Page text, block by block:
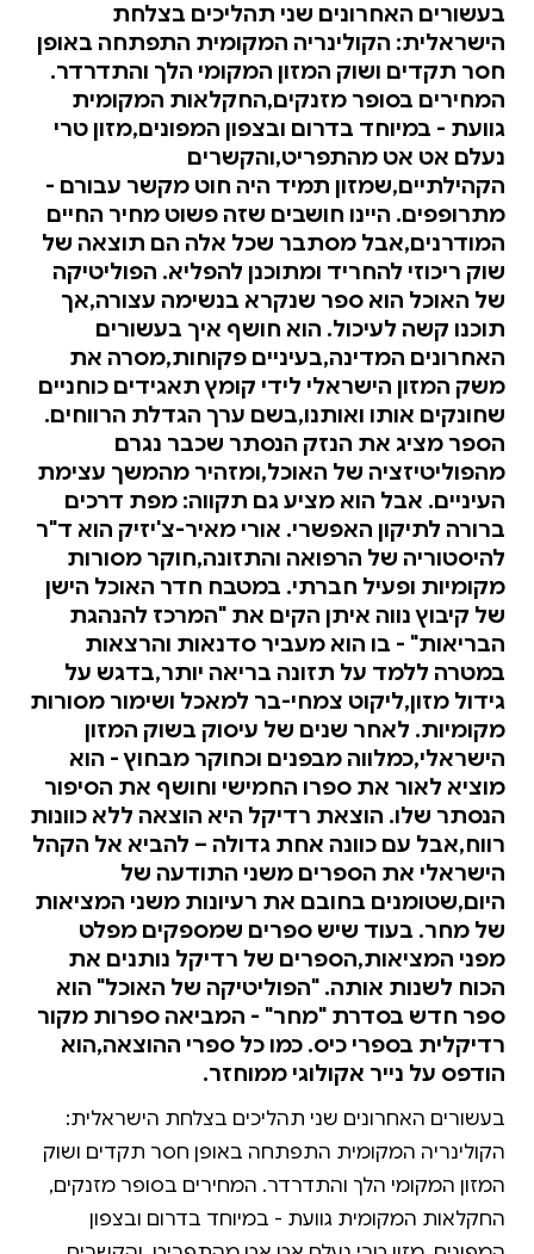
בעשורים האחרונים שני תהליכים בצלחת
הישראלית: הקולינריה המקומית התפתחה באופן
חסר תקדים ושוק המזון המקומי הלך והתדרדר.
המחירים בסופר מזנקים,החקלאות המקומית
גוועת - במיוחד בדרום ובצפון המפונים,מזון טרי
נעלם אט אט מהתפריט,והקשרים
הקהילתיים,שמזון תמיד היה חוט מקשר עבורם -
מתרופפים. היינו חושבים שזה פשוט מחיר החיים
המודרנים,אבל מסתבר שכל אלה הם תוצאה של
שוק ריכוזי להחריד ומתוכנן להפליא. הפוליטיקה
של האוכל הוא ספר שנקרא בנשימה עצורה,אך
תוכנו קשה לעיכול. הוא חושף איך בעשורים
האחרונים המדינה,בעיניים פקוחות,מסרה את
משק המזון הישראלי לידי קומץ תאגידים כוחניים
שחונקים אותו ואותנו,בשם ערך הגדלת הרווחים.
הספר מציג את הנזק הנסתר שכבר נגרם
מהפוליטיזציה של האוכל,ומזהיר מהמשך עצימת
העיניים. אבל הוא מציע גם תקווה: מפת דרכים
ברורה לתיקון האפשרי. אורי מאיר-צ'יזיק הוא ד"ר
להיסטוריה של הרפואה והתזונה,חוקר מסורות
מקומיות ופעיל חברתי. במטבח חדר האוכל הישן
של קיבוץ נווה איתן הקים את "המרכז להנהגת
הבריאות" - בו הוא מעביר סדנאות והרצאות
במטרה ללמד על תזונה בריאה יותר,בדגש על
גידול מזון,ליקוט צמחי-בר למאכל ושימור מסורות
מקומיות. לאחר שנים של עיסוק בשוק המזון
הישראלי,כמלווה מבפנים וכחוקר מבחוץ - הוא
מוציא לאור את ספרו החמישי וחושף את הסיפור
הנסתר שלו. הוצאת רדיקל היא הוצאה ללא כוונות
רווח,אבל עם כוונה אחת גדולה – להביא אל הקהל
הישראלי את הספרים משני התודעה של
היום,שטומנים בחובם את רעיונות משני המציאות
של מחר. בעוד שיש ספרים שמספקים מפלט
מפני המציאות,הספרים של רדיקל נותנים את
הכוח לשנות אותה. "הפוליטיקה של האוכל" הוא
ספר חדש בסדרת "מחר" - המביאה ספרות מקור
רדיקלית בספרי כיס. כמו כל ספרי ההוצאה,הוא
הודפס על נייר אקולוגי ממוחזר.
בעשורים האחרונים שני תהליכים בצלחת הישראלית:
הקולינריה המקומית התפתחה באופן חסר תקדים ושוק
המזון המקומי הלך והתדרדר. המחירים בסופר מזנקים,
החקלאות המקומית גוועת - במיוחד בדרום ובצפון